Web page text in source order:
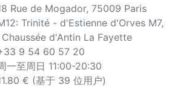
Rue de Mogador, 75009 Paris
Trinité - d'Estienne d'Orves M7,
d'Antin La Fayette
9 54 60 57 20
一至周日 11:00-20:30
€ (基于 39 位用户)